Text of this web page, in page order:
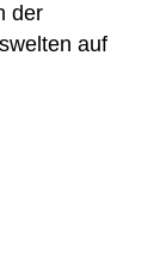
der
auf